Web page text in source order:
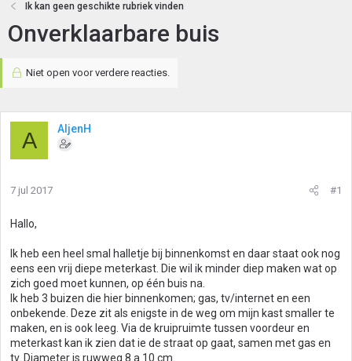
Ik kan geen geschikte rubriek vinden
Onverklaarbare buis
Niet open voor verdere reacties.
A AljenH
7 jul 2017 #1
Hallo,
Ik heb een heel smal halletje bij binnenkomst en daar staat ook nog
eens een vrij diepe meterkast. Die wil ik minder diep maken wat op
zich goed moet kunnen, op één buis na.
Ik heb 3 buizen die hier binnenkomen; gas, tv/internet en een
onbekende. Deze zit als enigste in de weg om mijn kast smaller te
maken, en is ook leeg. Via de kruipruimte tussen voordeur en
meterkast kan ik zien dat ie de straat op gaat, samen met gas en
tv. Diameter is ruwweg 8 a 10 cm.